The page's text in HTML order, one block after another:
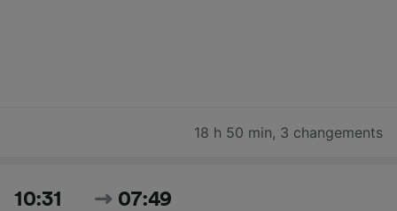
18 h 50 min, 3 changements
10:31 07:49